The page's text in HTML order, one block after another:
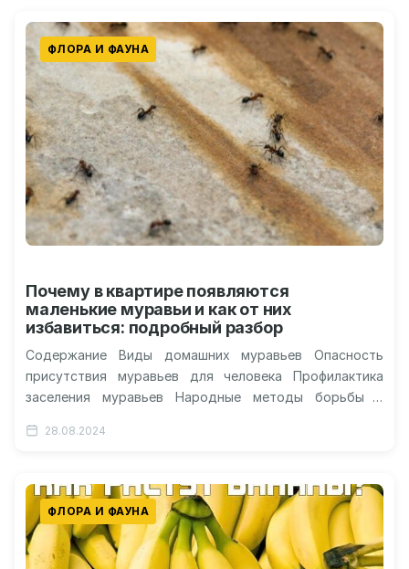
ФЛОРА И ФАУНА
Почему в квартире появляются
маленькие муравьи и как от них
избавиться: подробный разбор
Содержание Виды домашних муравьев Опасность
присутствия муравьев для человека Профилактика
заселения муравьев Народные методы борьбы с
Муравьи – трудолюбивые…
28.08.2024
ФЛОРА И ФАУНА